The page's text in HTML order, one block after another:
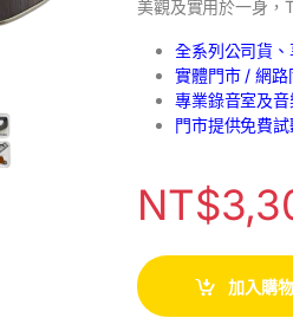
美觀及實用於一身，
全系列公司貨
實體門市 / 網路
專業錄音室及
門市提供免費
NT$
加入購